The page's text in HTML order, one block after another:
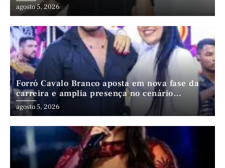
agosto 5, 2026
Forró Cavalo Branco aposta em nova fase da
carreira e amplia presença no cenário
nordestino
agosto 5, 2026